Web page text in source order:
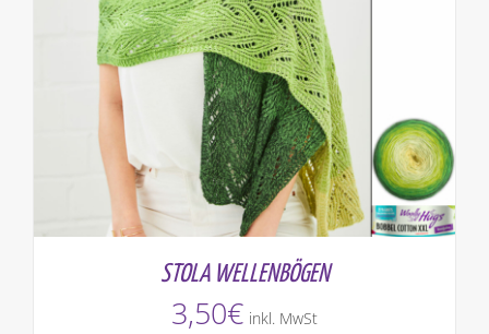
STOLA WELLENBÖGEN
3,50€ inkl. MwSt